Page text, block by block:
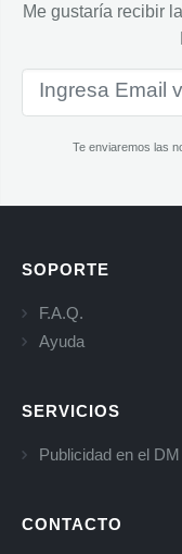
Me gustaría recibir
Te enviaremos las
SOPORTE
F.A.Q.
Ayuda
SERVICIOS
Publicidad en el DM
CONTACTO